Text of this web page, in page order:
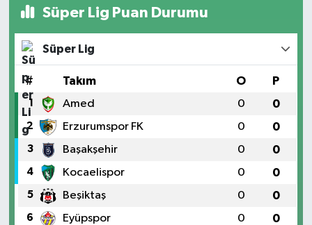
Süper Lig Puan Durumu
Süper Lig
# Takım O P
1 Amed 0 0
2 Erzurumspor FK 0 0
3 Başakşehir 0 0
4 Kocaelispor 0 0
5 Beşiktaş 0 0
6 Eyüpspor 0 0